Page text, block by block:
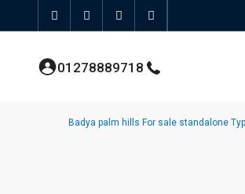
01278889718
Badya palm hills For sale standalone